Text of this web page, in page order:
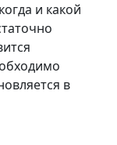
и какой
в